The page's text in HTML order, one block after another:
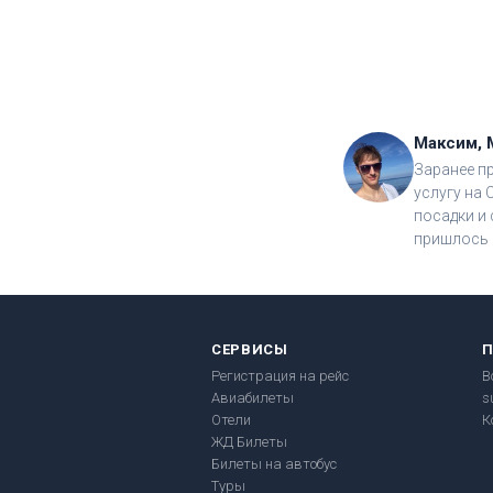
Максим,
Заранее
услугу на
посадки и
пришлось
СЕРВИСЫ
Регистрация на рейс
Авиабилеты
Отели
ЖД Билеты
Билеты на автобус
Туры